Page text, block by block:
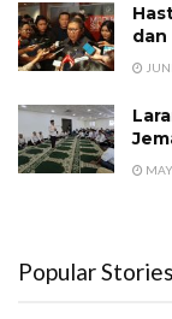
dan
Popular Stories